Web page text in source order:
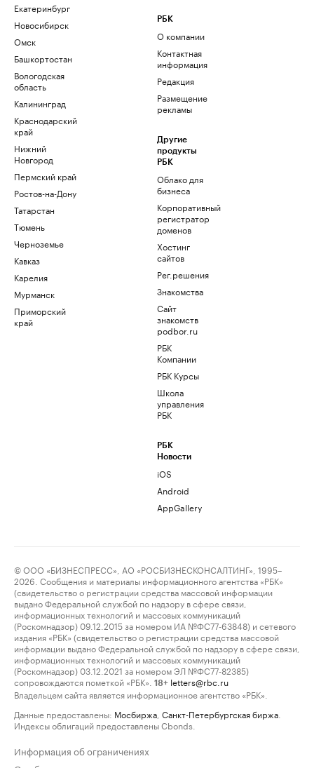
Екатеринбург
Новосибирск
Омск
Башкортостан
Вологодская
область
Калининград
Краснодарский
край
Нижний
Новгород
Пермский край
Ростов-на-Дону
Татарстан
Тюмень
Черноземье
Кавказ
Карелия
Мурманск
Приморский
край
РБК
О компании
Контактная
информация
Редакция
Размещение
рекламы
Другие
продукты
РБК
Облако для
бизнеса
Корпоративный
регистратор
доменов
Хостинг
сайтов
Рег.решения
Знакомства
Сайт
знакомств
podbor.ru
РБК
Компании
РБК Курсы
Школа
управления
РБК
РБК
Новости
iOS
Android
AppGallery
© ООО «БИЗНЕСПРЕСС», АО «РОСБИЗНЕСКОНСАЛТИНГ», 1995–
2026. Сообщения и материалы информационного агентства «РБК»
(свидетельство о регистрации средства массовой информации
выдано Федеральной службой по надзору в сфере связи,
информационных технологий и массовых коммуникаций
(Роскомнадзор) 09.12.2015 за номером ИА №ФС77-63848) и сетевого
издания «РБК» (свидетельство о регистрации средства массовой
информации выдано Федеральной службой по надзору в сфере связи,
информационных технологий и массовых коммуникаций
(Роскомнадзор) 03.12.2021 за номером ЭЛ №ФС77-82385)
сопровождаются пометкой «РБК».
18+ letters@rbc.ru
Владельцем сайта является информационное агентство «РБК».
Данные предоставлены: Мосбиржа Санкт-Петербургская биржа
Индексы облигаций предоставлены Cbonds.
Информация об ограничениях